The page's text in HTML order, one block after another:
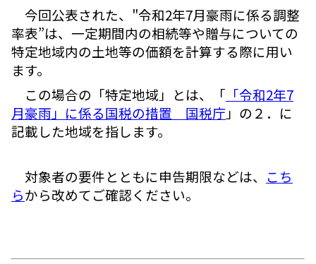
今回公表された、"令和2年7月豪雨に係る調整
率表”は、一定期間内の相続等や贈与についての
特定地域内の土地等の価額を計算する際に用い
ます。
この場合の「特定地域」とは、「 「令和2年7
月豪雨」に係る国税の措置 国税庁」の２．に
記載した地域を指します。
対象者の要件とともに申告期限などは、 こち
らから改めてご確認ください。